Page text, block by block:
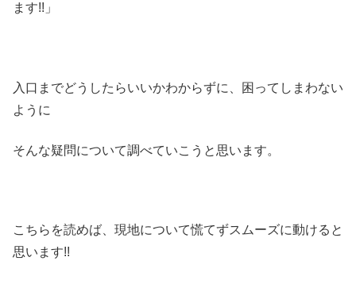
ます!!」
入口までどうしたらいいかわからずに、困ってしまわない
ように
そんな疑問について調べていこうと思います。
こちらを読めば、現地について慌てずスムーズに動けると
思います!!